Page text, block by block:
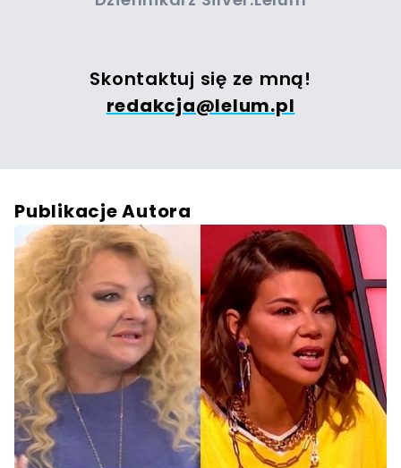
Skontaktuj się ze mną!
redakcja@lelum.pl
Publikacje Autora